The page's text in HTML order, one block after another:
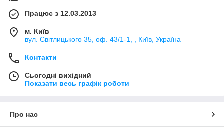
Працює з 12.03.2013
м. Київ
вул. Світлицького 35, оф. 43/1-1, , Київ, Україна
Контакти
Сьогодні вихідний
Показати весь графік роботи
Про нас